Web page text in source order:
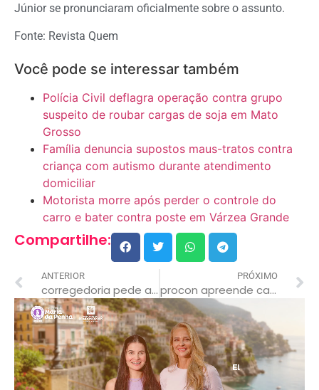
Júnior se pronunciaram oficialmente sobre o assunto.
Fonte: Revista Quem
Você pode se interessar também
Polícia Civil deflagra operação contra grupo
suspeito de roubar cargas de soja em Mato
Grosso
Família denuncia supostos maus-tratos contra
criança com autismo durante atendimento
domiciliar
Motorista morre após perder o controle do
carro e bater contra poste em Várzea Grande
Compartilhe:
ANTERIOR
corregedoria pede afastamento de delegado após troca de tiros em sorriso
PRÓXIMO
procon apreende carnes e leite vencidos durante fiscalização em conveniência de rondonópolis